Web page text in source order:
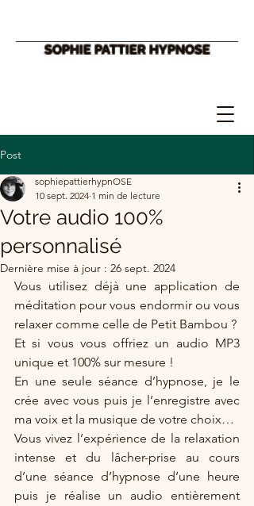
SOPHIE PATTIER HYPNOSE
Post
Votre audio 100%
personnalisé
sophiepattierhypnOSE
10 sept. 2024 1 min de lecture
Dernière mise à jour : 26 sept. 2024
Vous utilisez déjà une application de
méditation pour vous endormir ou vous
relaxer comme celle de Petit Bambou ?
Et si vous vous offriez un audio MP3
unique et 100% sur mesure !
En une seule séance d’hypnose, je le
crée avec vous puis je l’enregistre avec
ma voix et la musique de votre choix…
Vous vivez l’expérience de la relaxation
intense et du lâcher-prise au cours
d’une séance d’hypnose d’une heure
puis je réalise un audio entièrement